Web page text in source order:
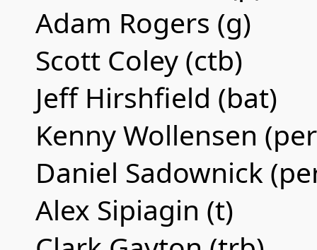
Adam Rogers (g)
Scott Coley (ctb)
Jeff Hirshfield (bat)
Kenny Wollensen
Daniel Sadownick
Alex Sipiagin (t)